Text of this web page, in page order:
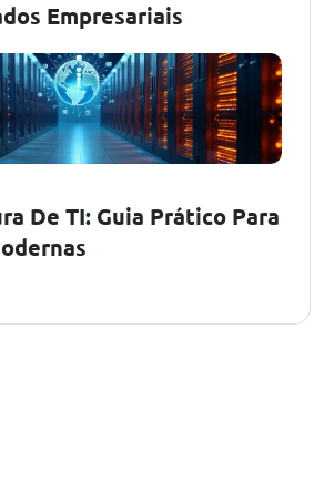
Empresariais
De TI: Guia Prático Para